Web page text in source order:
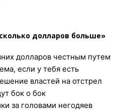
долларов больше»
долларов честным путем
если у тебя есть
властей на отстрел
бок о бок
за головами негодяев